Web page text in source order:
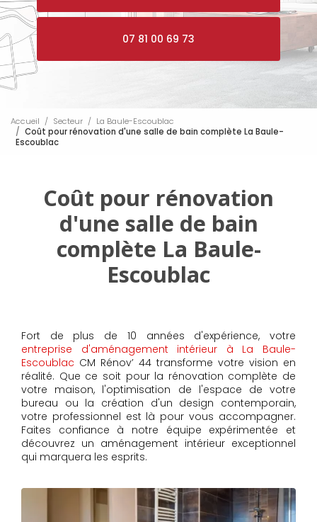
07 81 00 69 73
Accueil Secteur
La Baule-Escoublac
Coût pour rénovation d'une salle de bain complète La Baule-
Escoublac
Coût pour rénovation
d'une salle de bain
complète La Baule-
Escoublac
Fort de plus de 10 années d'expérience, votre
entreprise d'aménagement intérieur à La Baule-
Escoublac CM Rénov’ 44 transforme votre vision en
réalité. Que ce soit pour la rénovation complète de
votre maison, l'optimisation de l'espace de votre
bureau ou la création d'un design contemporain,
votre professionnel est là pour vous accompagner.
Faites confiance à notre équipe expérimentée et
découvrez un aménagement intérieur exceptionnel
qui marquera les esprits.